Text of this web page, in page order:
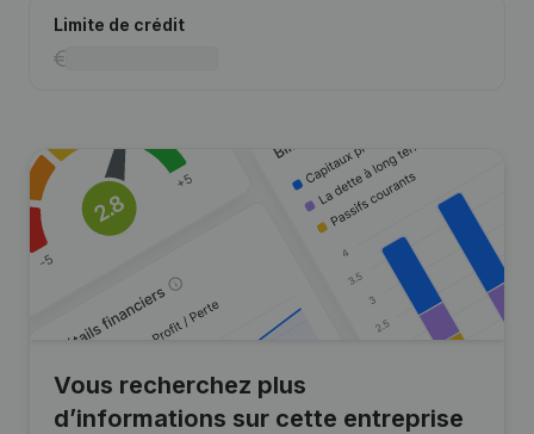
Limite de crédit
Vous recherchez plus
d’informations sur cette entreprise